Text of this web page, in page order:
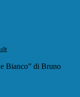
Bianco” di Bruno